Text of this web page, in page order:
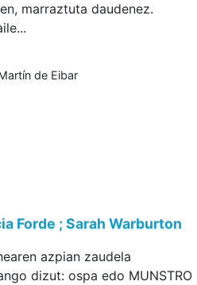
marraztuta daudenez.
de Eibar
Forde ; Sarah Warburton
azpian zaudela
dizut: ospa edo MUNSTRO